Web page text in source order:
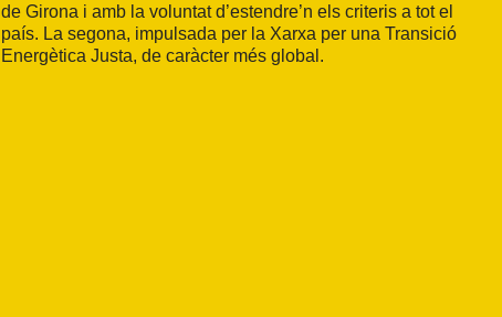
de Girona i amb la voluntat d’estendre’n els criteris a tot el
país. La segona, impulsada per la Xarxa per una Transició
Energètica Justa, de caràcter més global.